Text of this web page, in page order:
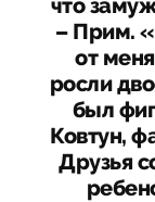
что
– Прим.
от
росли
был
Ковтун,
Друзья